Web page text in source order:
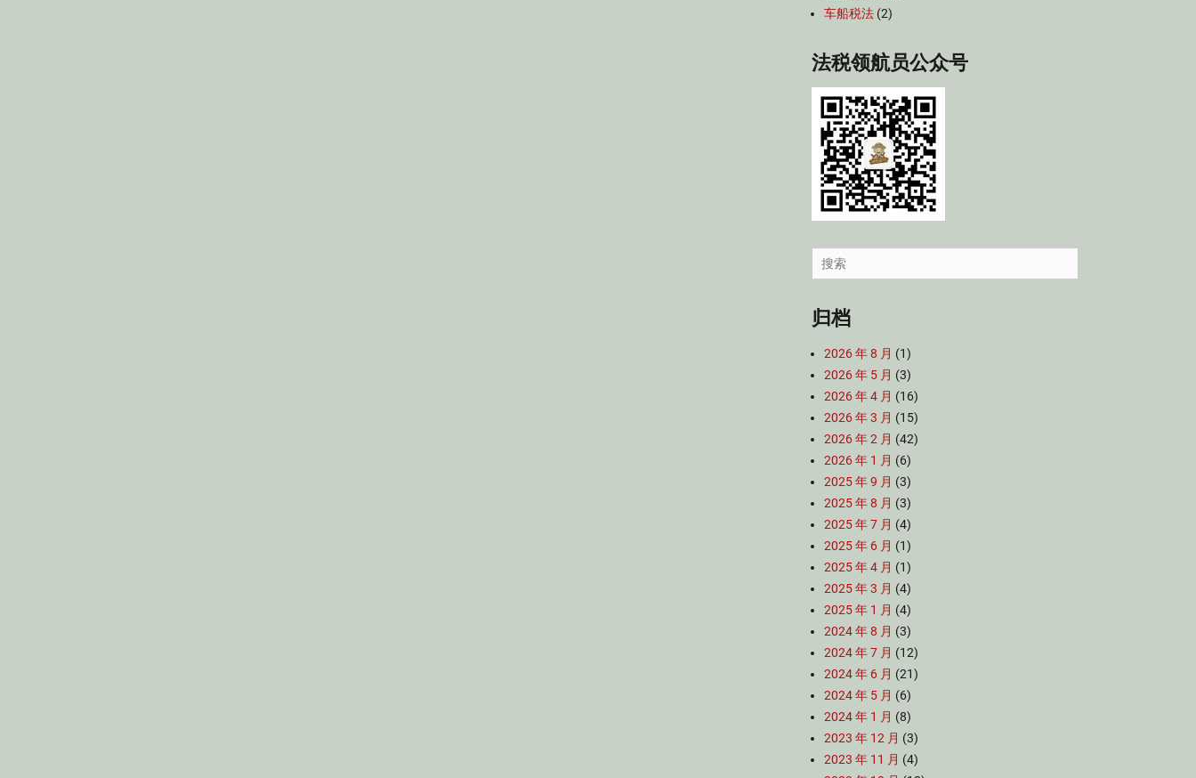
车船税法 (2)
法税领航员公众号
Search
for:
归档
2026 年 8 月 (1)
2026 年 5 月 (3)
2026 年 4 月 (16)
2026 年 3 月 (15)
2026 年 2 月 (42)
2026 年 1 月 (6)
2025 年 9 月 (3)
2025 年 8 月 (3)
2025 年 7 月 (4)
2025 年 6 月 (1)
2025 年 4 月 (1)
2025 年 3 月 (4)
2025 年 1 月 (4)
2024 年 8 月 (3)
2024 年 7 月 (12)
2024 年 6 月 (21)
2024 年 5 月 (6)
2024 年 1 月 (8)
2023 年 12 月 (3)
2023 年 11 月 (4)